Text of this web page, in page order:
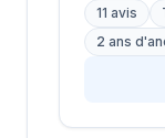
dynamique
développe
11 avis
2 ans